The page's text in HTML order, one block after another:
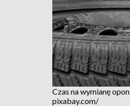
Czas na wymianę opon
pixabay.com/